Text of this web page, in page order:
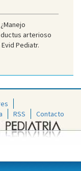
arterioso
Pediatr.
RSS Contacto